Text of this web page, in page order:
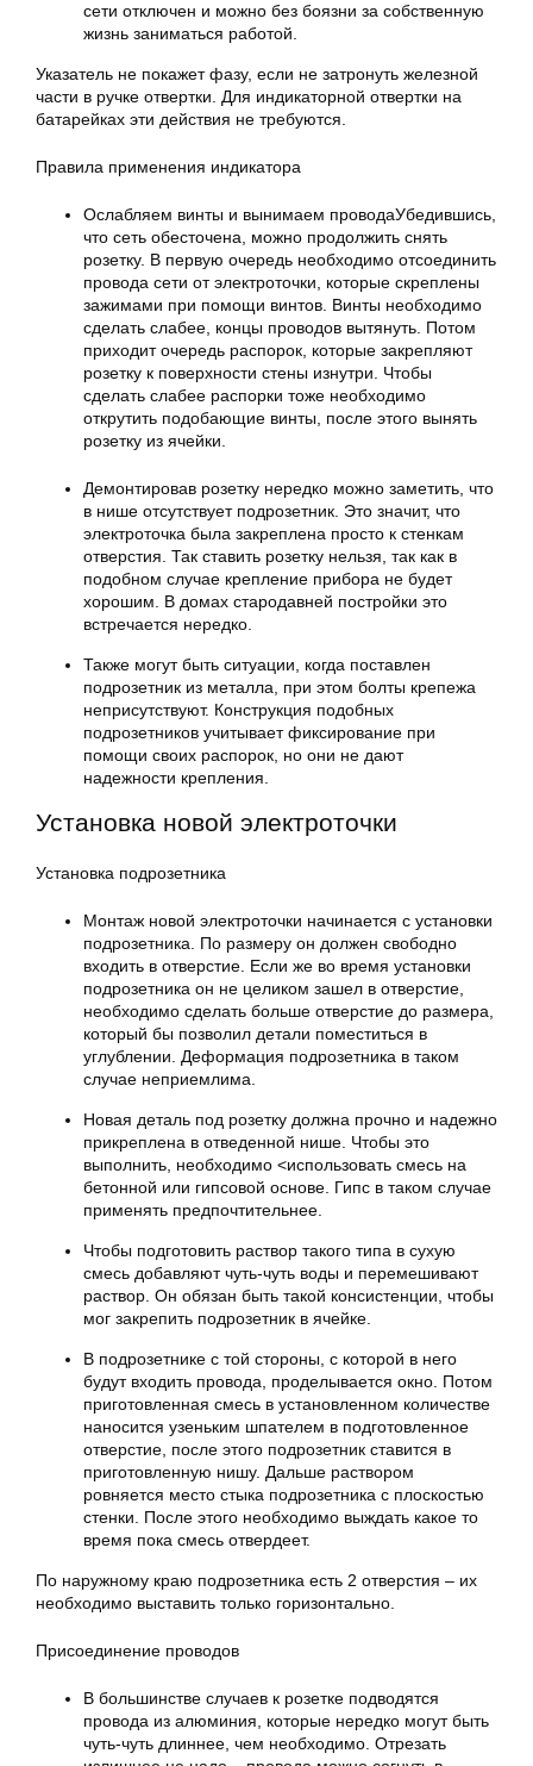
сети отключен и можно без боязни за собственную
жизнь заниматься работой.
Указатель не покажет фазу, если не затронуть железной
части в ручке отвертки. Для индикаторной отвертки на
батарейках эти действия не требуются.
Правила применения индикатора
Ослабляем винты и вынимаем проводаУбедившись,
что сеть обесточена, можно продолжить снять
розетку. В первую очередь необходимо отсоединить
провода сети от электроточки, которые скреплены
зажимами при помощи винтов. Винты необходимо
сделать слабее, концы проводов вытянуть. Потом
приходит очередь распорок, которые закрепляют
розетку к поверхности стены изнутри. Чтобы
сделать слабее распорки тоже необходимо
открутить подобающие винты, после этого вынять
розетку из ячейки.
Демонтировав розетку нередко можно заметить, что
в нише отсутствует подрозетник. Это значит, что
электроточка была закреплена просто к стенкам
отверстия. Так ставить розетку нельзя, так как в
подобном случае крепление прибора не будет
хорошим. В домах стародавней постройки это
встречается нередко.
Также могут быть ситуации, когда поставлен
подрозетник из металла, при этом болты крепежа
неприсутствуют. Конструкция подобных
подрозетников учитывает фиксирование при
помощи своих распорок, но они не дают
надежности крепления.
Установка новой электроточки
Установка подрозетника
Монтаж новой электроточки начинается с установки
подрозетника. По размеру он должен свободно
входить в отверстие. Если же во время установки
подрозетника он не целиком зашел в отверстие,
необходимо сделать больше отверстие до размера,
который бы позволил детали поместиться в
углублении. Деформация подрозетника в таком
случае неприемлима.
Новая деталь под розетку должна прочно и надежно
прикреплена в отведенной нише. Чтобы это
выполнить, необходимо <использовать смесь на
бетонной или гипсовой основе. Гипс в таком случае
применять предпочтительнее.
Чтобы подготовить раствор такого типа в сухую
смесь добавляют чуть-чуть воды и перемешивают
раствор. Он обязан быть такой консистенции, чтобы
мог закрепить подрозетник в ячейке.
В подрозетнике с той стороны, с которой в него
будут входить провода, проделывается окно. Потом
приготовленная смесь в установленном количестве
наносится узеньким шпателем в подготовленное
отверстие, после этого подрозетник ставится в
приготовленную нишу. Дальше раствором
ровняется место стыка подрозетника с плоскостью
стенки. После этого необходимо выждать какое то
время пока смесь отвердеет.
По наружному краю подрозетника есть 2 отверстия – их
необходимо выставить только горизонтально.
Присоединение проводов
В большинстве случаев к розетке подводятся
провода из алюминия, которые нередко могут быть
чуть-чуть длиннее, чем необходимо. Отрезать